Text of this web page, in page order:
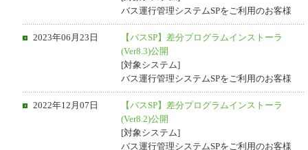
バス運行管理システムSPをご利用のお客様
2023年06月23日
【バスSP】差分プログラムインストーラ
(Ver8.3)公開
[対象システム]
バス運行管理システムSPをご利用のお客様
2022年12月07日
【バスSP】差分プログラムインストーラ
(Ver8.2)公開
[対象システム]
バス運行管理システムSPをご利用のお客様